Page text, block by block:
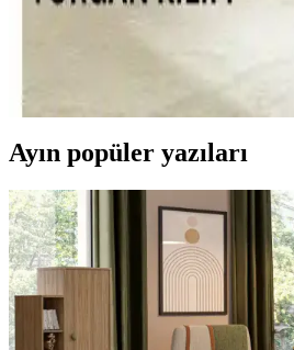
Ely Parker çift yönlü yorgan kılıfı,
polyester karışımı ve kolay ütülenebilir
odalarına uyum sağlar. Renk
Ayın popüler yazıları